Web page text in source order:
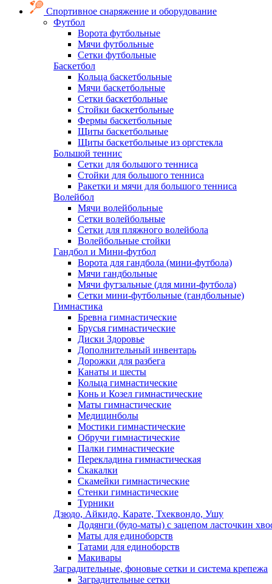
Спортивное снаряжение и оборудование
Футбол
Ворота футбольные
Мячи футбольные
Сетки футбольные
Баскетбол
Кольца баскетбольные
Мячи баскетбольные
Сетки баскетбольные
Стойки баскетбольные
Фермы баскетбольные
Щиты баскетбольные
Щиты баскетбольные из оргстекла
Большой теннис
Сетки для большого тенниса
Стойки для большого тенниса
Ракетки и мячи для большого тенниса
Волейбол
Мячи волейбольные
Сетки волейбольные
Сетки для пляжного волейбола
Волейбольные стойки
Гандбол и Мини-футбол
Ворота для гандбола (мини-футбола)
Мячи гандбольные
Мячи футзальные (для мини-футбола)
Сетки мини-футбольные (гандбольные)
Гимнастика
Бревна гимнастические
Брусья гимнастические
Диски Здоровье
Дополнительный инвентарь
Дорожки для разбега
Канаты и шесты
Кольца гимнастические
Конь и Козел гимнастические
Маты гимнастические
Медицинболы
Мостики гимнастические
Обручи гимнастические
Палки гимнастические
Перекладина гимнастическая
Скакалки
Скамейки гимнастические
Стенки гимнастические
Турники
Дзюдо, Айкидо, Карате, Тхеквондо, Ушу
Додянги (будо-маты) с зацепом ласточкин
Маты для единоборств
Татами для единоборств
Макивары
Заградительные, фоновые сетки и система крепежа
Заградительные сетки